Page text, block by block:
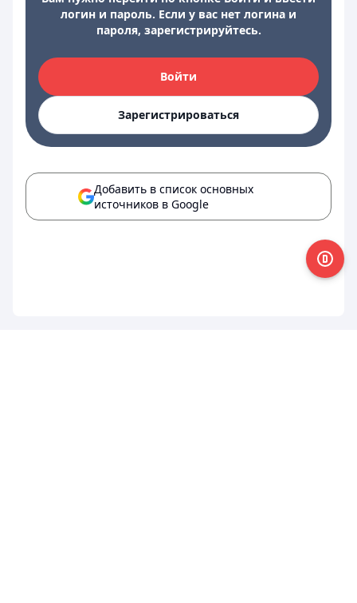
логин и пароль. Если у вас нет логина и
пароля, зарегистрируйтесь.
Войти
Зарегистрироваться
Добавить в список основных
источников в Google